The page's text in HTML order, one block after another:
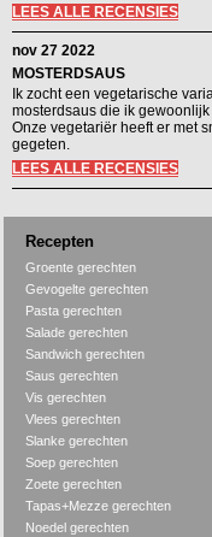
LEES ALLE RECENSIES
nov 27 2022
MOSTERDSAUS
Ik zocht een vegetarische
mosterdsaus die ik gewoonlijk
Onze vegetariër heeft er met
gegeten.
LEES ALLE RECENSIES
Recepten
Groente gerechten
Gevogelte gerechten
Pasta gerechten
Salade gerechten
Sandwich gerechten
Saus gerechten
Vis gerechten
Vlees gerechten
Slanke gerechten
Soep gerechten
Zoete gerechten
Tapas+Mezze gerechten
Noedel gerechten